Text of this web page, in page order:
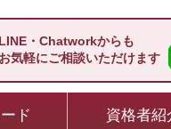
LINE・Chatworkからも
お気軽にご相談いただけます
ド 資格者紹